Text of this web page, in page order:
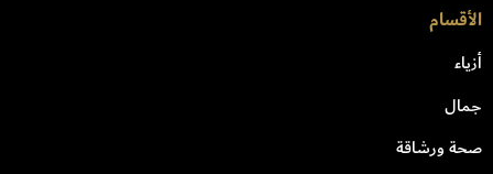
الأقسام
أزياء
جمال
صحة ورشاقة